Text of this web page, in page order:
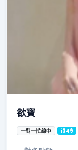
欲寶
一對一忙線中 i349